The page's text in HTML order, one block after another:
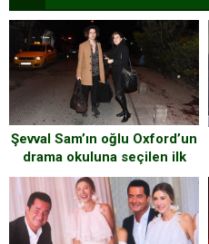
Şevval Sam’ın oğlu Oxford’un
drama okuluna seçilen ilk
Türk oldu..